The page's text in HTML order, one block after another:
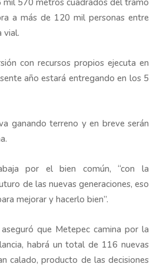
570 metros cuadrados del tramo
a más de 120 mil personas entre
vial.
con recursos propios ejecuta en
año estará entregando en los 5
ganando terreno y en breve serán
por el bien común, “con la
de las nuevas generaciones, eso
mejorar y hacerlo bien”.
que Metepec camina por la
habrá un total de 116 nuevas
calado, producto de las decisiones